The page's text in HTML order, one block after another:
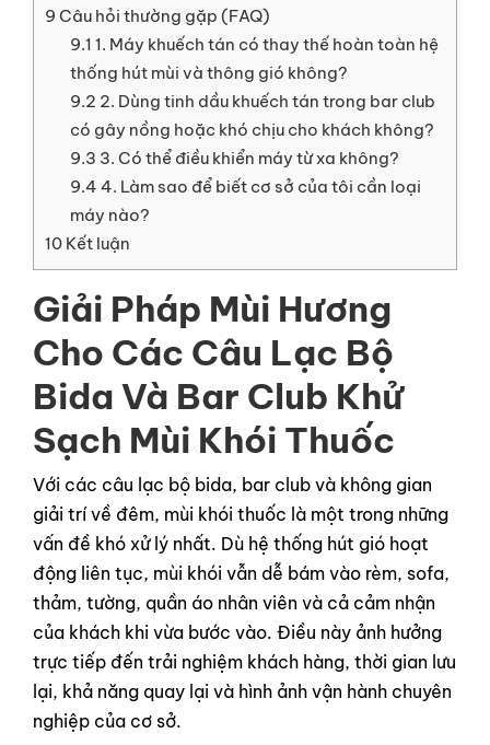
9 Câu hỏi thường gặp (FAQ)
9.1 1. Máy khuếch tán có thay thế hoàn toàn hệ
thống hút mùi và thông gió không?
9.2 2. Dùng tinh dầu khuếch tán trong bar club
có gây nồng hoặc khó chịu cho khách không?
9.3 3. Có thể điều khiển máy từ xa không?
9.4 4. Làm sao để biết cơ sở của tôi cần loại
máy nào?
10 Kết luận
Giải Pháp Mùi Hương
Cho Các Câu Lạc Bộ
Bida Và Bar Club Khử
Sạch Mùi Khói Thuốc
Với các câu lạc bộ bida, bar club và không gian
giải trí về đêm, mùi khói thuốc là một trong những
vấn đề khó xử lý nhất. Dù hệ thống hút gió hoạt
động liên tục, mùi khói vẫn dễ bám vào rèm, sofa,
thảm, tường, quần áo nhân viên và cả cảm nhận
của khách khi vừa bước vào. Điều này ảnh hưởng
trực tiếp đến trải nghiệm khách hàng, thời gian lưu
lại, khả năng quay lại và hình ảnh vận hành chuyên
nghiệp của cơ sở.